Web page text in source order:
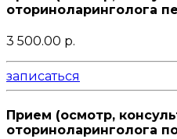
оториноларинголога
3 500.00 р.
записаться
Прием (осмотр,
оториноларинголога